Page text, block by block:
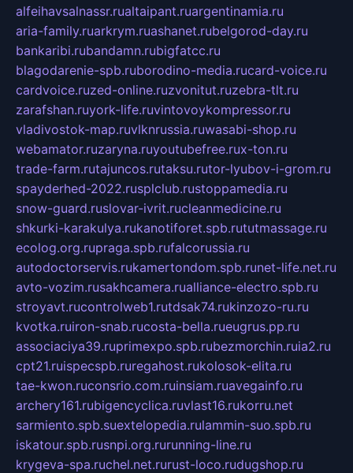
alfeihavsalnassr.rualtaipant.ruargentinamia.ru
aria-family.ruarkrym.ruashanet.rubelgorod-day.ru
bankaribi.rubandamn.rubigfatcc.ru
blagodarenie-spb.ruborodino-media.rucard-voice.ru
cardvoice.ruzed-online.ruzvonitut.ruzebra-tlt.ru
zarafshan.ruyork-life.ruvintovoykompressor.ru
vladivostok-map.ruvlknrussia.ruwasabi-shop.ru
webamator.ruzaryna.ruyoutubefree.rux-ton.ru
trade-farm.rutajuncos.rutaksu.rutor-lyubov-i-grom.ru
spayderhed-2022.rusplclub.rustoppamedia.ru
snow-guard.ruslovar-ivrit.rucleanmedicine.ru
shkurki-karakulya.rukanotiforet.spb.rututmassage.ru
ecolog.org.rupraga.spb.rufalcorussia.ru
autodoctorservis.rukamertondom.spb.runet-life.net.ru
avto-vozim.rusakhcamera.rualliance-electro.spb.ru
stroyavt.rucontrolweb1.rutdsak74.rukinzozo-ru.ru
kvotka.ruiron-snab.rucosta-bella.rueugrus.pp.ru
associaciya39.ruprimexpo.spb.rubezmorchin.ruia2.ru
cpt21.ruispecspb.ruregahost.rukolosok-elita.ru
tae-kwon.ruconsrio.com.ruinsiam.ruavegainfo.ru
archery161.rubigencyclica.ruvlast16.rukorru.net
sarmiento.spb.suextelopedia.rulammin-suo.spb.ru
iskatour.spb.rusnpi.org.rurunning-line.ru
krygeva-spa.ruchel.net.rurust-loco.rudugshop.ru